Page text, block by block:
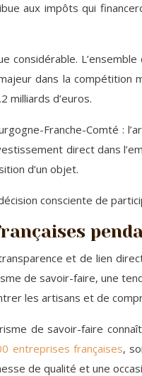
aux impôts qui
considérable.
dans la compétition
milliards d’euros.
Franche-Comté :
direct dans
d’un objet.
consciente de
et de lien
de savoir-faire, une
les artisans et de
de savoir-faire
entreprises françaises,
de qualité et une